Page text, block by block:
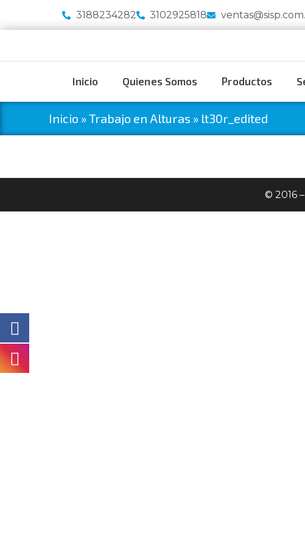
3188234282 3102925818
Inicio Quienes Somos Productos
Inicio »Trabajo en Alturas » lt30r_edited
© 2016